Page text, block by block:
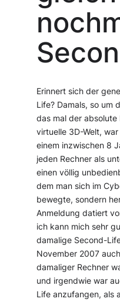
Erinnert sich der
Life? Damals, so um
das mal der
virtuelle 3D-Welt,
einem inzwischen 8
jeden Rechner als
einen völlig
dem man sich im
bewegte, sondern
Anmeldung datiert
ich kann mich sehr
damalige Second-
November 2007
damaliger Rechner
und irgendwie war
Life anzufangen, als